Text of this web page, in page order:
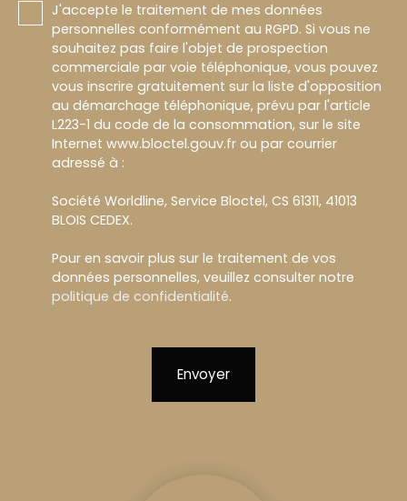
J'accepte le traitement de mes données
personnelles conformément au RGPD. Si vous ne
souhaitez pas faire l'objet de prospection
commerciale par voie téléphonique, vous pouvez
vous inscrire gratuitement sur la liste d'opposition
au démarchage téléphonique, prévu par l'article
L223-1 du code de la consommation, sur le site
Internet www.bloctel.gouv.fr ou par courrier
adressé à :
Société Worldline, Service Bloctel, CS 61311, 41013
BLOIS CEDEX.
Pour en savoir plus sur le traitement de vos
données personnelles, veuillez consulter notre
politique de confidentialité.
Envoyer